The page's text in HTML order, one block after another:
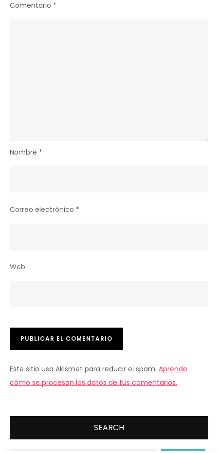
Comentario *
Nombre *
Correo electrónico *
Web
Este sitio usa Akismet para reducir el spam. Aprende
cómo se procesan los datos de tus comentarios.
SEARCH